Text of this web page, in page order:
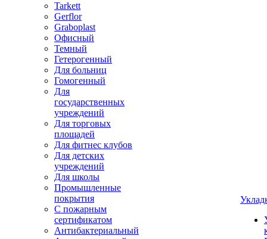
Tarkett
Gerflor
Graboplast
Офисный
Темный
Гетерогенный
Для больниц
Гомогенный
Для
государственных
учреждений
Для торговых
площадей
Для фитнес клубов
Для детских
учреждений
Для школы
Промышленные
покрытия
С пожарным
сертификатом
Антибактериальный